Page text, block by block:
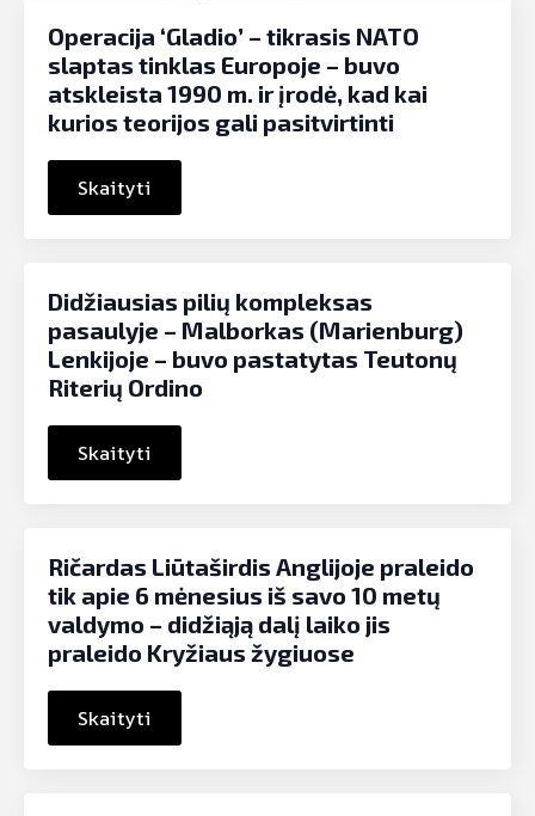
Operacija ‘Gladio’ – tikrasis NATO
slaptas tinklas Europoje – buvo
atskleista 1990 m. ir įrodė, kad kai
kurios teorijos gali pasitvirtinti
Skaityti
Didžiausias pilių kompleksas
pasaulyje – Malborkas (Marienburg)
Lenkijoje – buvo pastatytas Teutonų
Riterių Ordino
Skaityti
Ričardas Liūtaširdis Anglijoje praleido
tik apie 6 mėnesius iš savo 10 metų
valdymo – didžiąją dalį laiko jis
praleido Kryžiaus žygiuose
Skaityti